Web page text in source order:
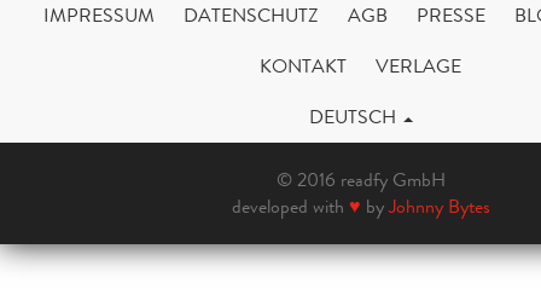
IMPRESSUM DATENSCHUTZ AGB PRESSE
KONTAKT
VERLAGE
DEUTSCH
© 2016 readfy GmbH
developed with ♥ byJohnny Bytes